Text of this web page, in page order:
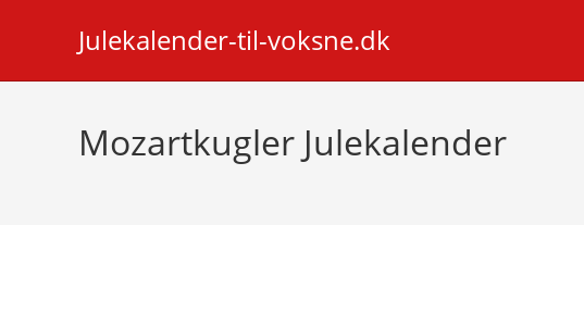
Julekalender-til-voksne.dk
Mozartkugler Julekalender